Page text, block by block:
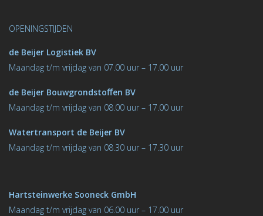
OPENINGSTIJDEN
de Beijer Logistiek BV
Maandag t/m vrijdag van 07.00 uur – 17.00 uur
de Beijer Bouwgrondstoﬀen BV
Maandag t/m vrijdag van 08.00 uur – 17.00 uur
Watertransport de Beijer BV
Maandag t/m vrijdag van 08.30 uur – 17.30 uur
Hartsteinwerke Sooneck GmbH
Maandag t/m vrijdag van 06.00 uur – 17.00 uur